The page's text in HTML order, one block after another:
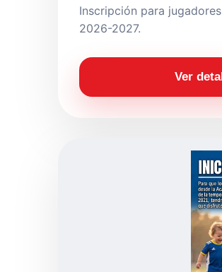
Inscripción para
2026-2027.
Ver